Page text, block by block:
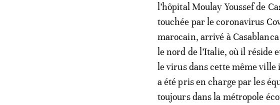
l’hôpital Moulay Youssef de
touchée par le coronavirus
marocain, arrivé à
le nord de l’Italie, où il réside
le virus dans cette même ville
a été pris en charge par les
toujours dans la métropole